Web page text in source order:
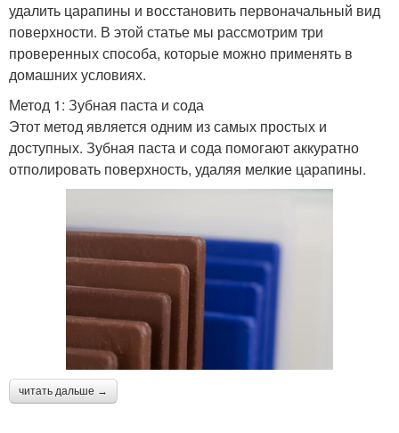
удалить царапины и восстановить первоначальный вид
поверхности. В этой статье мы рассмотрим три
проверенных способа, которые можно применять в
домашних условиях.
Метод 1: Зубная паста и сода
Этот метод является одним из самых простых и
доступных. Зубная паста и сода помогают аккуратно
отполировать поверхность, удаляя мелкие царапины.
читать дальше →